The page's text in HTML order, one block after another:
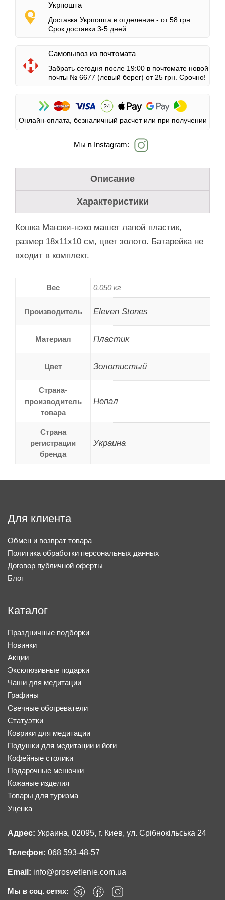
Укрпошта
Доставка Укрпошта в отделение - от 58 грн.
Срок доставки 3-5 дней.
Самовывоз из почтомата
Забрать сегодня после 19:00 в почтомате новой
почты № 6677 (левый берег) от 25 грн. Срочно!
Онлайн-оплата, безналичный расчет или при получении
Мы в Instagram:
Описание
Характеристики
Кошка Манэки-нэко машет лапой пластик,
размер 18х11х10 см, цвет золото. Батарейка не
входит в комплект.
Вес 0.050 кг
Производитель Eleven Stones
Материал Пластик
Цвет Золотистый
Страна-
производитель
товара
Непал
Страна
регистрации
бренда
Украина
Для клиента
Обмен и возврат товара
Политика обработки персональных данных
Договор публичной оферты
Блог
Каталог
Праздничные подборки
Новинки
Акции
Эксклюзивные подарки
Чаши для медитации
Графины
Свечные обогреватели
Статуэтки
Коврики для медитации
Подушки для медитации и йоги
Кофейные столики
Подарочные мешочки
Кожаные изделия
Товары для туризма
Уценка
Адрес: Украина, 02095, г. Киев, ул. Срібнокільська 24
Телефон: 068 593-48-57
Email: info@prosvetlenie.com.ua
Мы в соц. сетях: